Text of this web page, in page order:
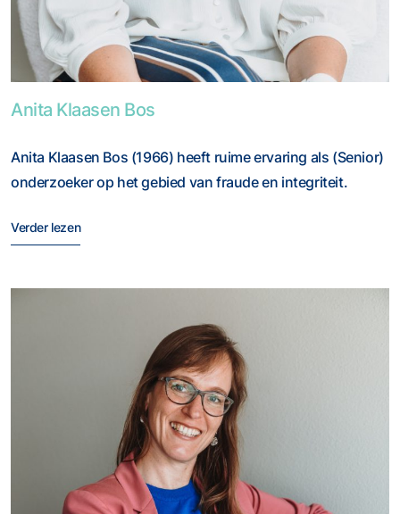
Anita Klaasen Bos
Anita Klaasen Bos (1966) heeft ruime ervaring als (Senior)
onderzoeker op het gebied van fraude en integriteit.
Verder lezen